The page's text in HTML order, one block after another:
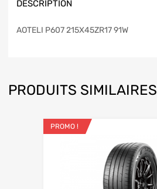
DESCRIPTION
AOTELI P607 215X45ZR17 91W
PRODUITS SIMILAIRES
PROMO !